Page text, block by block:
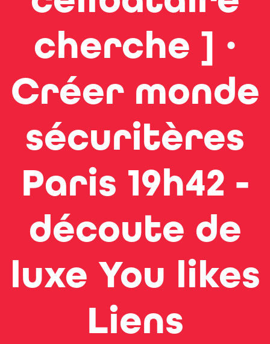
cherche ] ·
Créer monde
sécuritères
Paris 19h42 -
découte de
luxe You likes
Liens